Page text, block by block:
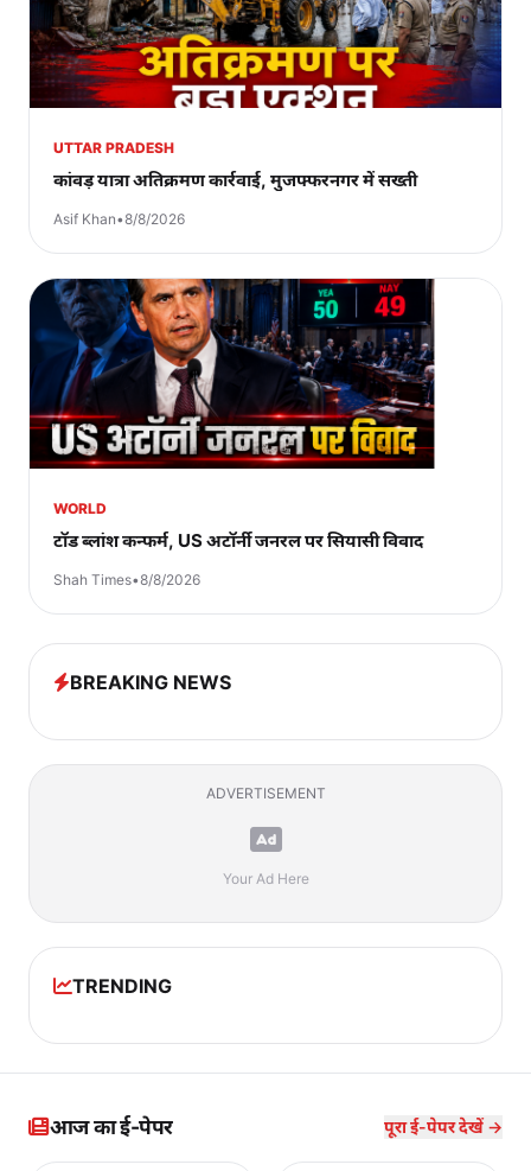
UTTAR PRADESH
कांवड़ यात्रा अतिक्रमण कार्रवाई, मुजफ्फरनगर में सख्ती
Asif Khan•8/8/2026
WORLD
टॉड ब्लांश कन्फर्म, US अटॉर्नी जनरल पर सियासी विवाद
Shah Times•8/8/2026
BREAKING NEWS
ADVERTISEMENT
Your Ad Here
TRENDING
आज का ई-पेपर पूरा ई-पेपर देखें →